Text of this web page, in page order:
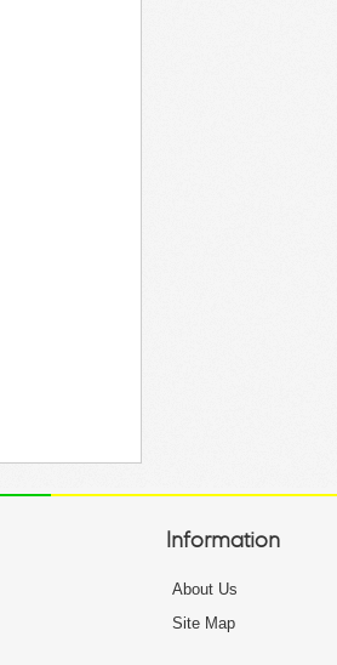
Information
About Us
Site Map